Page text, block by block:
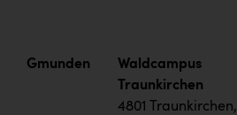
Gmunden
Waldcampus
Traunkirchen
4801 Traunkirchen,